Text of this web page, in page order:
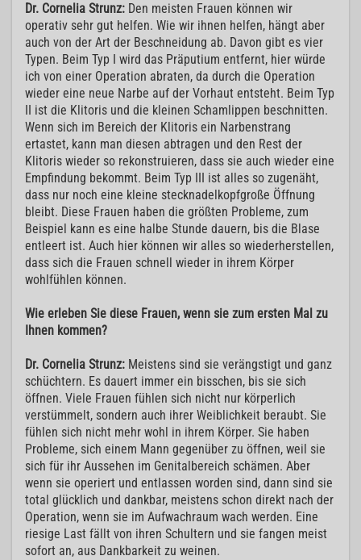
Dr. Cornelia Strunz: Den meisten Frauen können wir
operativ sehr gut helfen. Wie wir ihnen helfen, hängt aber
auch von der Art der Beschneidung ab. Davon gibt es vier
Typen. Beim Typ I wird das Präputium entfernt, hier würde
ich von einer Operation abraten, da durch die Operation
wieder eine neue Narbe auf der Vorhaut entsteht. Beim Typ
II ist die Klitoris und die kleinen Schamlippen beschnitten.
Wenn sich im Bereich der Klitoris ein Narbenstrang
ertastet, kann man diesen abtragen und den Rest der
Klitoris wieder so rekonstruieren, dass sie auch wieder eine
Empfindung bekommt. Beim Typ III ist alles so zugenäht,
dass nur noch eine kleine stecknadelkopfgroße Öffnung
bleibt. Diese Frauen haben die größten Probleme, zum
Beispiel kann es eine halbe Stunde dauern, bis die Blase
entleert ist. Auch hier können wir alles so wiederherstellen,
dass sich die Frauen schnell wieder in ihrem Körper
wohlfühlen können.
Wie erleben Sie diese Frauen, wenn sie zum ersten Mal zu
Ihnen kommen?
Dr. Cornelia Strunz: Meistens sind sie verängstigt und ganz
schüchtern. Es dauert immer ein bisschen, bis sie sich
öffnen. Viele Frauen fühlen sich nicht nur körperlich
verstümmelt, sondern auch ihrer Weiblichkeit beraubt. Sie
fühlen sich nicht mehr wohl in ihrem Körper. Sie haben
Probleme, sich einem Mann gegenüber zu öffnen, weil sie
sich für ihr Aussehen im Genitalbereich schämen. Aber
wenn sie operiert und entlassen worden sind, dann sind sie
total glücklich und dankbar, meistens schon direkt nach der
Operation, wenn sie im Aufwachraum wach werden. Eine
riesige Last fällt von ihren Schultern und sie fangen meist
sofort an, aus Dankbarkeit zu weinen.